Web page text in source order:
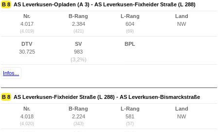
B 8 AS Leverkusen-Opladen (A 3) - AS Leverkusen-Fixheider Straße (L 288)
Nr.
4.017
(4.019)
B-Rang
2.384
(421)
L-Rang
604
(69)
Land
NW
DTV
30.725
SV
983
(3,2%)
BPL
Infos...
B 8 AS Leverkusen-Fixheider Straße (L 288) - AS Leverkusen-Bismarckstraße
Nr.
4.018
(4.020)
B-Rang
2.224
(343)
L-Rang
581
(57)
Land
NW